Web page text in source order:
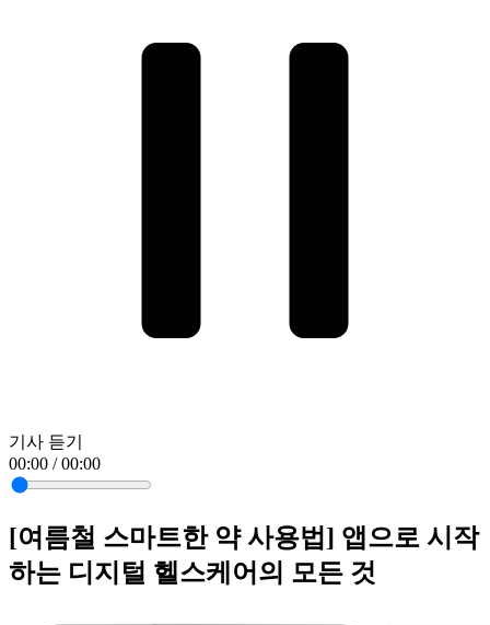
기사 듣기
00:00 / 00:00
[여름철 스마트한 약 사용법] 앱으로 시작
하는 디지털 헬스케어의 모든 것